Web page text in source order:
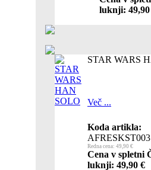
luknji: 49,90
STAR WARS
Več ...
Koda artikla:
AFRESKST003
Redna cena: 49,90 €
Cena v spletni
luknji: 49,90 €